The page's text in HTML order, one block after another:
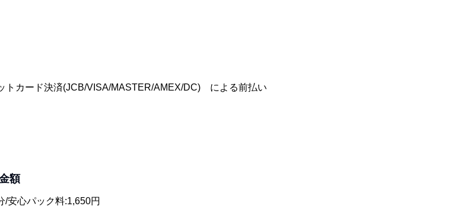
トカード決済(JCB/VISA/MASTER/AMEX/DC)　による前払い
額
/安心パック料:1,650円